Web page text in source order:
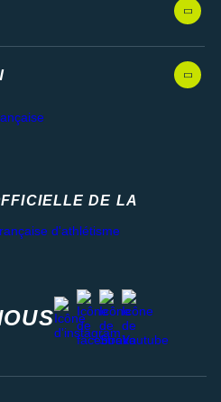
DE LA
instagram
facebook
stravayoutube